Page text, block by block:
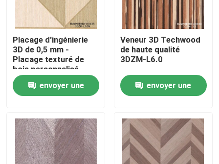
À la maison
Produits
À propos de nous
Visite de l'usine
Placage d'ingénierie
3D de 0,5 mm -
Placage texturé de
bois personnalisé
certifié FSC pour
portes intérieures
3DZM-L7.0N
envoyer une
Veneur 3D Techwood
de haute qualité
3DZM-L6.0
envoyer une